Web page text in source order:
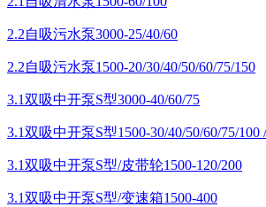
2.2自吸污水泵3000-25/40/60
2.2自吸污水泵1500-20/30/40/50/60/75/150
3.1双吸中开泵S型3000-40/60/75
3.1双吸中开泵S型1500-30/40/50/60/75/100
3.1双吸中开泵S型/皮带轮1500-120/200
3.1双吸中开泵S型/变速箱1500-400